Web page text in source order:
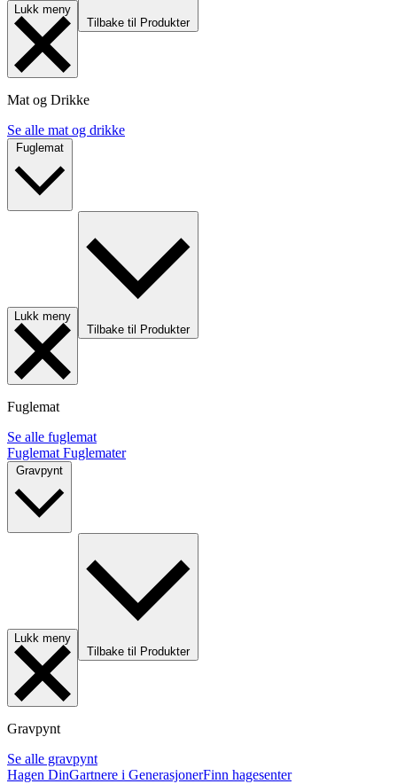
Lukk meny
Tilbake til Produkter
Mat og Drikke
Se alle mat og drikke
Lukk meny
Tilbake til Produkter
Fuglemat
Se alle fuglemat
Fuglemat Fuglemater
Lukk meny
Tilbake til Produkter
Gravpynt
Se alle gravpynt
Hagen DinGartnere i GenerasjonerFinn hagesenter